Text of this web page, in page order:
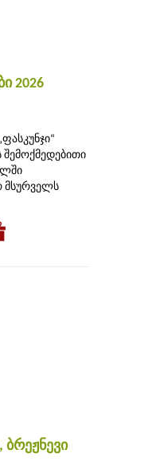
2026
მსურველს